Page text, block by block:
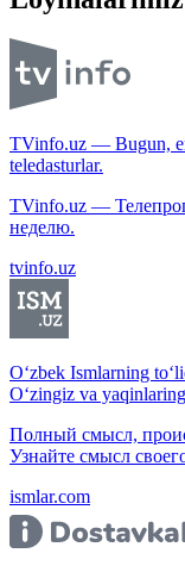
TVinfo.uz — Bugun,
teledasturlar.
TVinfo.uz —
неделю.
tvinfo.uz
O‘zbek Ismlarning
O‘zingiz va
Полный смысл,
Узнайте смысл
ismlar.com